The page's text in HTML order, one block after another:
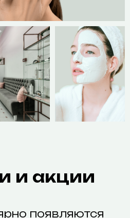
и акции
появляются